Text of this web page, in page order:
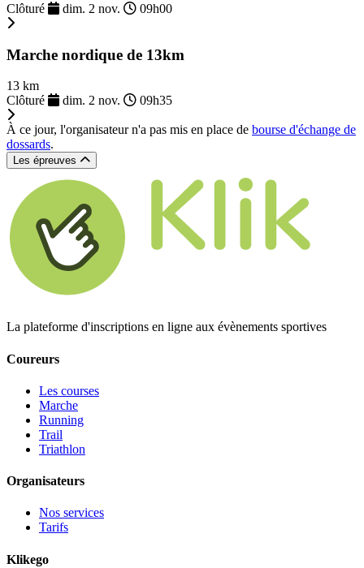
Clôturé
dim. 2 nov. 09h00
Marche nordique de 13km
13 km
Clôturé
dim. 2 nov. 09h35
À ce jour, l'organisateur n'a pas mis en place de bourse d'échange de
dossards.
Les épreuves
La plateforme d'inscriptions en ligne aux évènements sportives
Coureurs
Les courses
Marche
Running
Trail
Triathlon
Organisateurs
Nos services
Tarifs
Klikego